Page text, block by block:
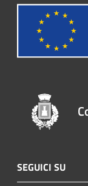
SEGUICI SU